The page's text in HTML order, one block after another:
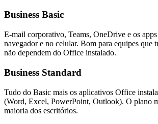
Business Basic
E-mail corporativo, Teams, OneDrive e os
navegador e no celular. Bom para equipes que
não dependem do Office instalado.
Business Standard
Tudo do Basic mais os aplicativos Office
(Word, Excel, PowerPoint, Outlook). O plano
maioria dos escritórios.